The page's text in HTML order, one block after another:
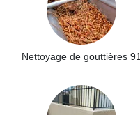
Nettoyage de gouttières 91